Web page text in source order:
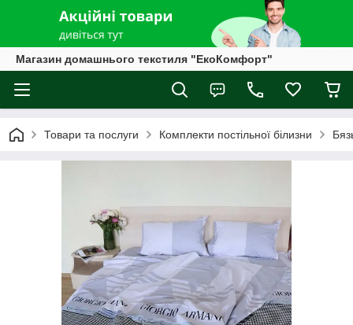
Магазин домашнього текстиля "ЕкоКомфорт"
Товари та послуги Комплекти постільної білизни